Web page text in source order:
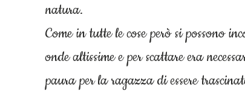
natura.
Come in tutte le cose però si possono
onde altissime e per scattare era
paura per la ragazza di essere